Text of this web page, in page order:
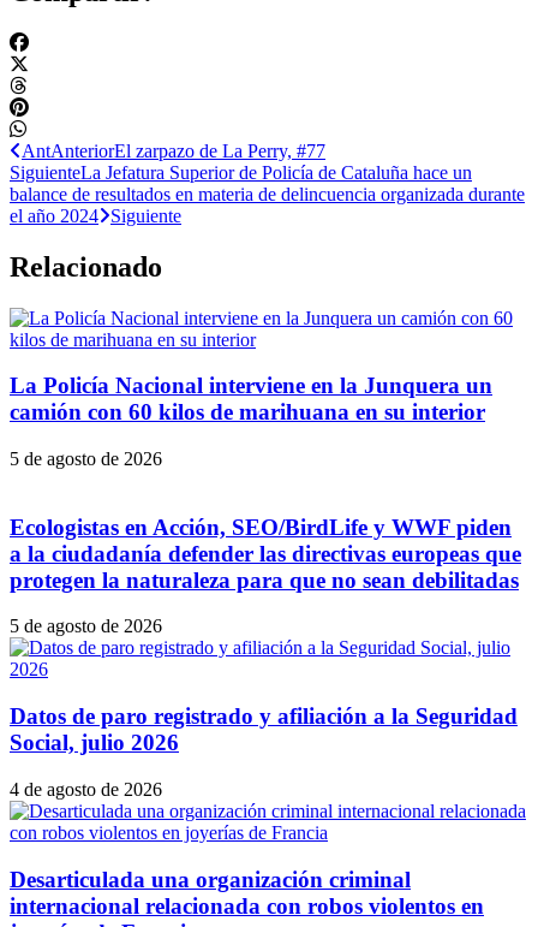
AntAnteriorEl zarpazo de La Perry, #77
SiguienteLa Jefatura Superior de Policía de Cataluña hace un
balance de resultados en materia de delincuencia organizada durante
el año 2024
Siguiente
Relacionado
La Policía Nacional interviene en la Junquera un
camión con 60 kilos de marihuana en su interior
5 de agosto de 2026
Ecologistas en Acción, SEO/BirdLife y WWF piden
a la ciudadanía defender las directivas europeas que
protegen la naturaleza para que no sean debilitadas
5 de agosto de 2026
Datos de paro registrado y afiliación a la Seguridad
Social, julio 2026
4 de agosto de 2026
Desarticulada una organización criminal
internacional relacionada con robos violentos en